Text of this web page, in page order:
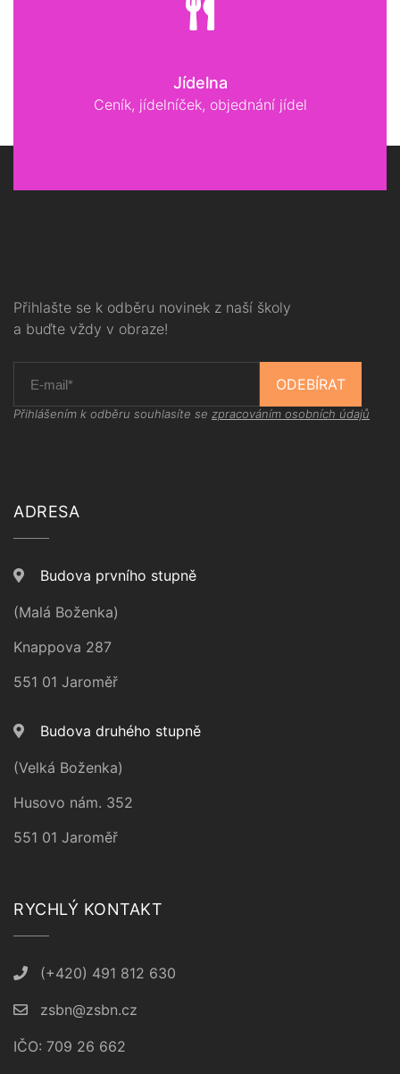
Jídelna
Ceník, jídelníček, objednání jídel
Přihlašte se k odběru novinek z naší školy
a buďte vždy v obraze!
ODEBÍRAT
Přihlášením k odběru souhlasíte se zpracováním osobních údajů
ADRESA
Budova prvního stupně
(Malá Boženka)
Knappova 287
551 01 Jaroměř
Budova druhého stupně
(Velká Boženka)
Husovo nám. 352
551 01 Jaroměř
RYCHLÝ KONTAKT
(+420) 491 812 630
zsbn@zsbn.cz
IČO: 709 26 662